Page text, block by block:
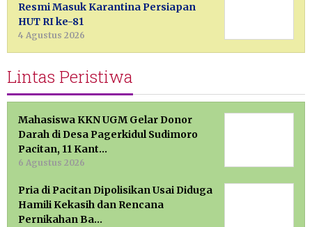
Resmi Masuk Karantina Persiapan
HUT RI ke-81
4 Agustus 2026
Lintas Peristiwa
Mahasiswa KKN UGM Gelar Donor
Darah di Desa Pagerkidul Sudimoro
Pacitan, 11 Kant…
6 Agustus 2026
Pria di Pacitan Dipolisikan Usai Diduga
Hamili Kekasih dan Rencana
Pernikahan Ba…